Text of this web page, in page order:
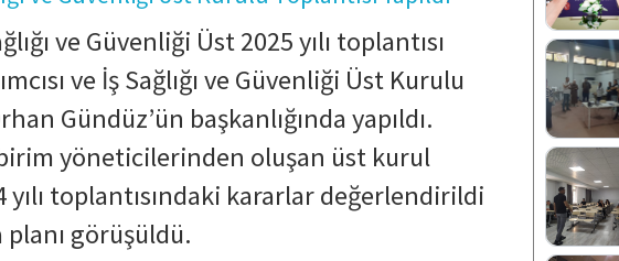
ve Güvenliği Üst 2025 yılı toplantısı
ve İş Sağlığı ve Güvenliği Üst Kurulu
Gündüz’ün başkanlığında yapıldı.
yöneticilerinden oluşan üst kurul
yılı toplantısındaki kararlar değerlendirildi
planı görüşüldü.